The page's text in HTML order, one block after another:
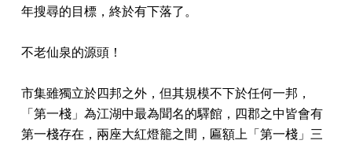
年搜尋的目標，終於有下落了。
不老仙泉的源頭！
市集雖獨立於四邦之外，但其規模不下於任何一邦，
「第一棧」為江湖中最為聞名的驛館，四郡之中皆會有
第一棧存在，兩座大紅燈籠之間，匾額上「第一棧」三